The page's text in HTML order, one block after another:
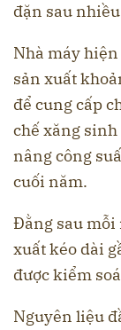
đặn sau
Nhà máy
sản xuất
để cung cấp
chế xăng
nâng công
cuối năm.
Đằng sau
xuất kéo dài
được kiểm
Nguyên liệu